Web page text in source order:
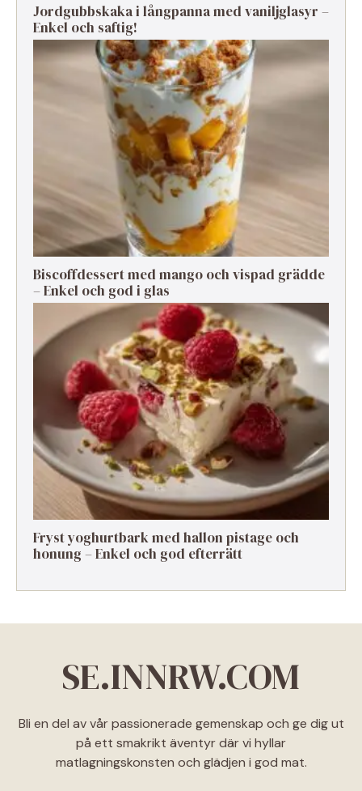
Jordgubbskaka i långpanna med vaniljglasyr –
Enkel och saftig!
Biscoffdessert med mango och vispad grädde
– Enkel och god i glas
Fryst yoghurtbark med hallon pistage och
honung – Enkel och god efterrätt
SE.INNRW.COM
Bli en del av vår passionerade gemenskap och ge dig ut
på ett smakrikt äventyr där vi hyllar
matlagningskonsten och glädjen i god mat.